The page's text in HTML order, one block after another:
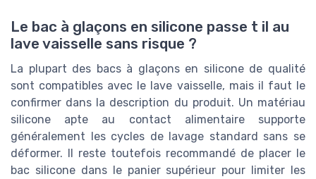
Le bac à glaçons en silicone passe t il au
lave vaisselle sans risque ?
La plupart des bacs à glaçons en silicone de qualité
sont compatibles avec le lave vaisselle, mais il faut le
confirmer dans la description du produit. Un matériau
silicone apte au contact alimentaire supporte
généralement les cycles de lavage standard sans se
déformer. Il reste toutefois recommandé de placer le
bac silicone dans le panier supérieur pour limiter les